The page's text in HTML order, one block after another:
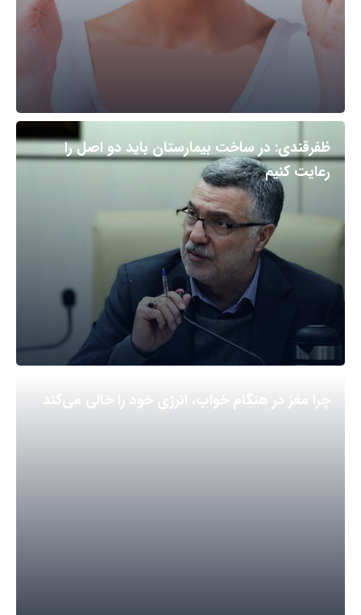
ظفرقندی: در ساخت بیمارستان باید دو اصل را
رعایت کنیم
چرا مغز در هنگام خواب، انرژی خود را خالی می‌کند